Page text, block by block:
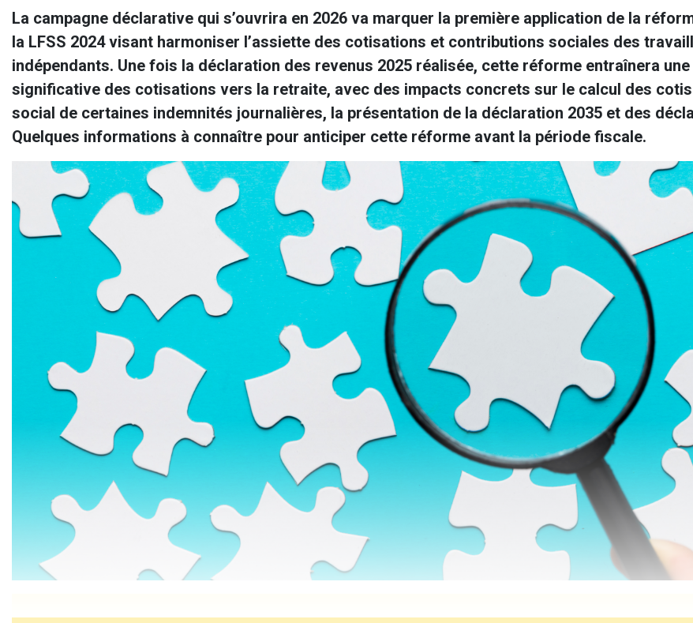
pour
soient
considérés
un
seul
terme.
Préfixer
terme
le
symbole
recherche.
La campagne déclarative qui s’ouvrira en 2026 va marquer la première application de la
la LFSS 2024 visant harmoniser l’assiette des cotisations et contributions sociales des
indépendants. Une fois la déclaration des revenus 2025 réalisée, cette réforme entraînera
significative des cotisations vers la retraite, avec des impacts concrets sur le calcul des
social de certaines indemnités journalières, la présentation de la déclaration 2035 et des
Quelques informations à connaître pour anticiper cette réforme avant la période fiscale.